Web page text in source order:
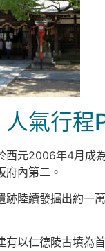
氣行程
西元2006年4月成
府內第二。
陸續發掘出約一
以仁德陵古墳為